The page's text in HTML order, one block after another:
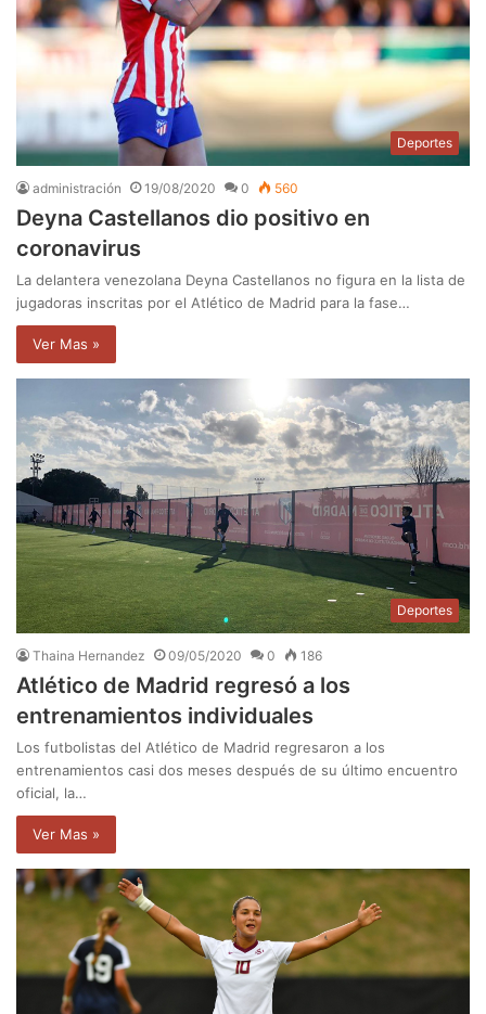
Deportes
administración 19/08/2020 0 560
Deyna Castellanos dio positivo en
coronavirus
La delantera venezolana Deyna Castellanos no figura en la lista de
jugadoras inscritas por el Atlético de Madrid para la fase…
Ver Mas »
Deportes
Thaina Hernandez 09/05/2020 0 186
Atlético de Madrid regresó a los
entrenamientos individuales
Los futbolistas del Atlético de Madrid regresaron a los
entrenamientos casi dos meses después de su último encuentro
oficial, la…
Ver Mas »